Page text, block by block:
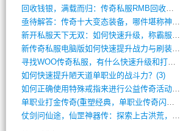
回收钱银，满载而归：传奇私服RMB回收装(548)
亟待解答：传奇十大变态装备，哪件堪称神器(347)
新开私服天下无双：如何快速升级，称霸服务(681)
新传奇私服电脑版如何快速提升战力与刷装备(835)
寻找WOO传奇私服，有什么快速升级和打宝(864)
如何快速提升陋天道单职业的战斗力？(3)
如何正确使用特殊戒指来进行公益传奇活动？(10)
单职业打金传奇(重塑经典，单职业传奇闪耀(10)
仗剑问仙途，仙罡神器传：探索上古洪荒，揭(813)